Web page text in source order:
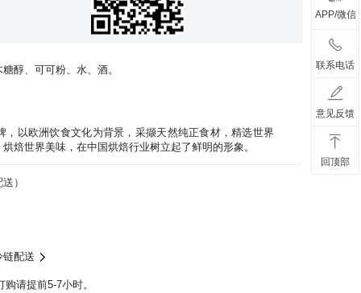
醇、可可粉、水、酒。
，以欧洲饮食文化为背景，采撷天然纯正食材，精选世界
焙世界美味，在中国烘焙行业树立起了鲜明的形象。
）
链配送
请提前5-7小时。
APP/微信
联系电话
意见反馈
回顶部